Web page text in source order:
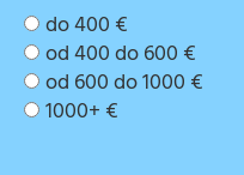
do 400 €
od 400 do 600 €
od 600 do 1000 €
1000+ €